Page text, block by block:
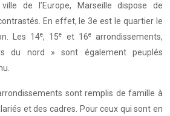
de l’Europe, Marseille dispose de
En effet, le 3e est le quartier le
Les 14e, 15e et 16earrondissements,
du nord » sont également peuplés
sont remplis de famille à
et des cadres. Pour ceux qui sont en